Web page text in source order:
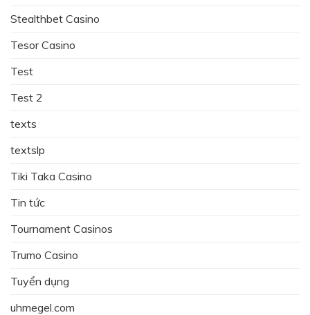
Stealthbet Casino
Tesor Casino
Test
Test 2
texts
textslp
Tiki Taka Casino
Tin tức
Tournament Casinos
Trumo Casino
Tuyển dụng
uhmegel.com